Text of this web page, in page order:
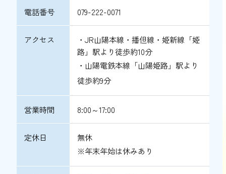
電話番号 079-222-0071
アクセス
・JR山陽本線・播但線・姫新線「姫
路」駅より徒歩約10分
・山陽電鉄本線「山陽姫路」駅より
徒歩約9分
営業時間 8:00～17:00
定休日
無休
※年末年始は休みあり